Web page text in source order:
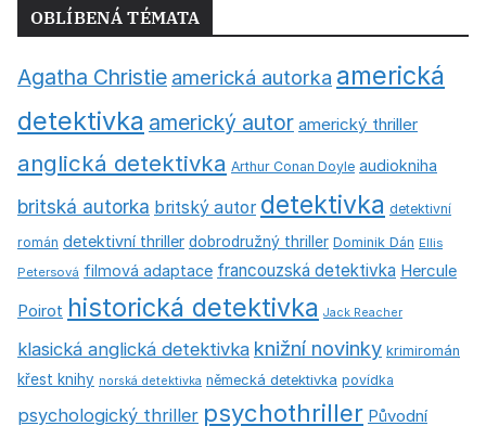
OBLÍBENÁ TÉMATA
Agatha Christie americká autorka americká
detektivka americký autor americký thriller
anglická detektivka Arthur Conan Doyle audiokniha
britská autorka britský autor detektivka detektivní
román detektivní thriller dobrodružný thriller Dominik Dán Ellis
Petersová filmová adaptace francouzská detektivka Hercule
Poirot historická detektivka Jack Reacher
klasická anglická detektivka knižní novinky krimiromán
křest knihy norská detektivka německá detektivka povídka
psychologický thriller psychothriller Původní